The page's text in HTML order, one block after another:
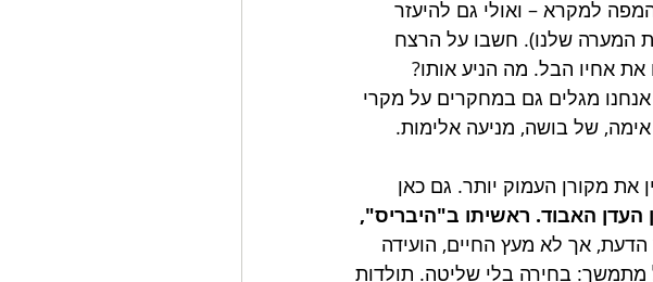
למקרא – ואולי גם להיעזר
המערה שלנו). חשבו על הרצח
אחיו הבל. מה הניע אותו?
אנחנו מגלים גם במחקרים על מקרי
של בושה, מניעה אלימות.
את מקורן העמוק יותר. גם כאן
העדן האבוד. ראשיתו ב"היבריס",
אך לא מעץ החיים, הועידה
מתמשך: בחירה בלי שליטה. תולדות